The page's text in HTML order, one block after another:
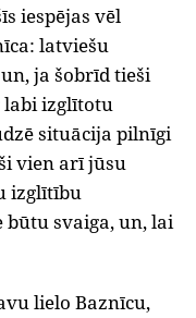
iespējas vēl
latviešu
ja šobrīd tieši
izglītotu
situācija pilnīgi
vien arī jūsu
izglītību
svaiga, un, lai
lielo Baznīcu,